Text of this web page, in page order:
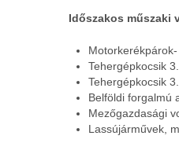
Időszakos műszaki
Tehergépkocsik
Tehergépkocsik
Belföldi forgalmú
Mezőgazdasági
Lassújárművek,